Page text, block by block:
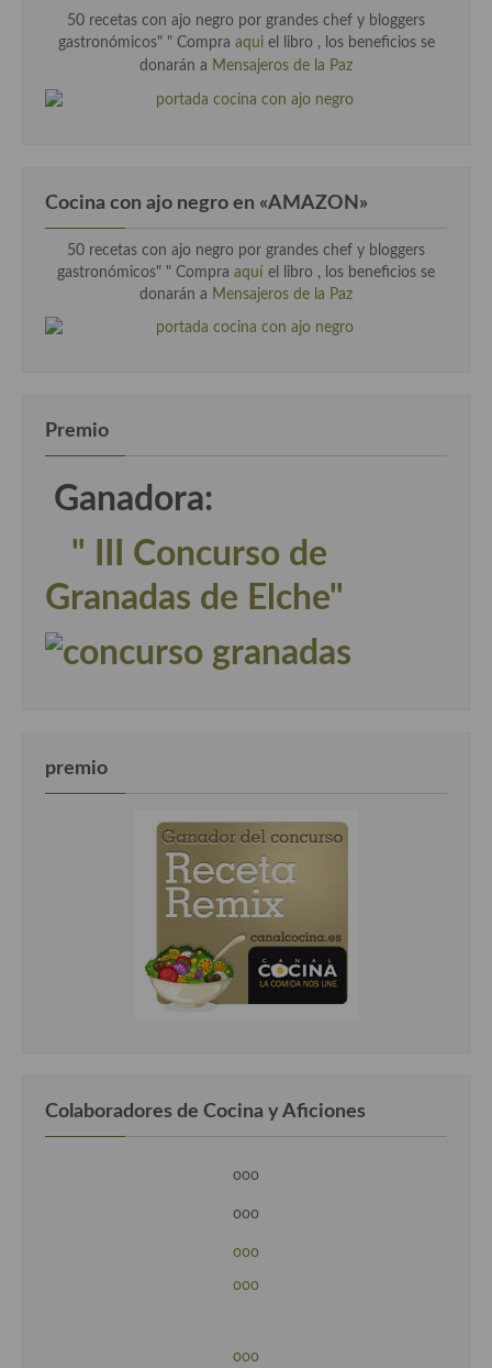
50 recetas con ajo negro por grandes chef y bloggers
gastronómicos" " Compra aqui el libro , los beneficios se
donarán a Mensajeros de la Paz
Cocina con ajo negro en «AMAZON»
50 recetas con ajo negro por grandes chef y bloggers
gastronómicos" " Compra aquí el libro , los beneficios se
donarán a Mensajeros de la Paz
Premio
Ganadora:
" III Concurso de
Granadas de Elche"
premio
Colaboradores de Cocina y Aficiones
ooo
ooo
ooo
ooo
ooo